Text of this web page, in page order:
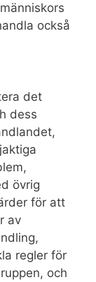
också
det
dess
övrig
för att
av
regler för
och